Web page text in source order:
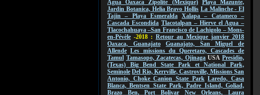
Agua Oaxaca Zipolite (Mexique) Playa Mazunte,
Jardin Botanica, Helia Bravo Hollis La Malinche - El
Tajin – Playa Esmeralda Xalapa – Catameco –
Cascada Escondida Tlacotalpan – Hierve el Agua –
Tlacochahuaya –San Francisco de Lachigolo – Mons-
en-Pévèle -2018 : Retour au Mexique janvier 2018
Oaxaca, Guanajato
Guanajato, San Miguel de
Allende Les missions du Queretaro, Cascades de
Tamul Tamasopo, Zacatecas, OjinagaUSAPresidio,
(Texas) Big Bend State Park et National Park,
Seminole Del Rio, Kerrville, Castroville, Missions San
Antonio, Choke Canion State Park Laredo, Casa
Blanca, Bentsen State Park, Padre Island, Goliad,
Brazo Ben, Port Bolivar
New Orleans, Laura